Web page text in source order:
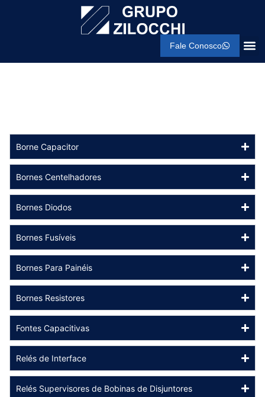
Fale Conosco
Borne Capacitor
Bornes Centelhadores
Bornes Diodos
Bornes Fusíveis
Bornes Para Painéis
Bornes Resistores
Fontes Capacitivas
Relés de Interface
Relés Supervisores de Bobinas de Disjuntores